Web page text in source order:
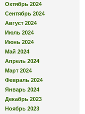
Октябрь 2024
Сентябрь 2024
Август 2024
Июль 2024
Июнь 2024
Май 2024
Апрель 2024
Март 2024
Февраль 2024
Январь 2024
Декабрь 2023
Ноябрь 2023